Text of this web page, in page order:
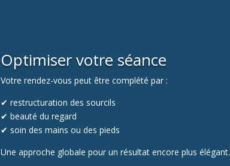
Optimiser votre séance
Votre rendez-vous peut être complété par :
✔ restructuration des sourcils
✔ beauté du regard
✔ soin des mains ou des pieds
Une approche globale pour un résultat encore plus élégant.